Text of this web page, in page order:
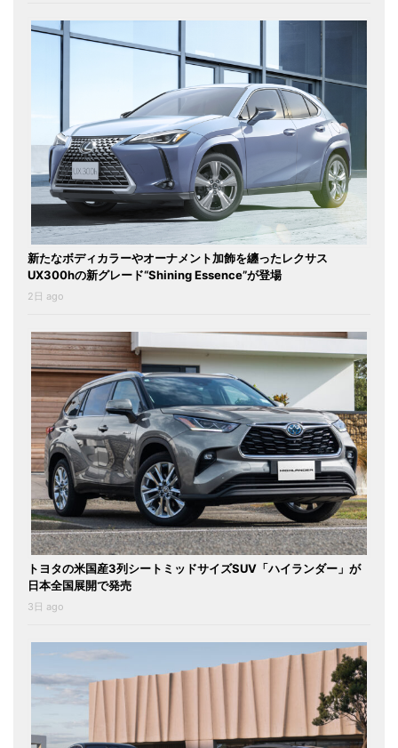
新たなボディカラーやオーナメント加飾を纏ったレクサス
UX300hの新グレード“Shining Essence”が登場
2日 ago
トヨタの米国産3列シートミッドサイズSUV「ハイランダー」が
日本全国展開で発売
3日 ago